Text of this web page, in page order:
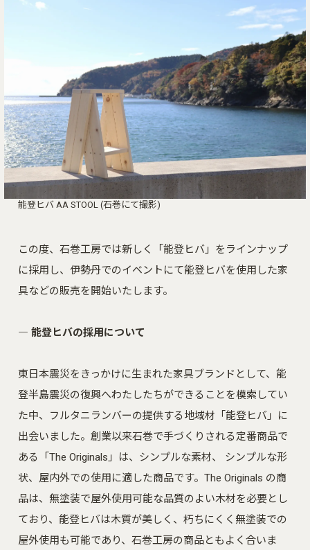
能登ヒバ AA STOOL (石巻にて撮影)
この度、石巻工房では新しく「能登ヒバ」をラインナップ
に採用し、伊勢丹でのイベントにて能登ヒバを使用した家
具などの販売を開始いたします。
― 能登ヒバの採用について
東日本震災をきっかけに生まれた家具ブランドとして、能
登半島震災の復興へわたしたちができることを模索してい
た中、
フルタニランバーの提供する地域材「能登ヒバ」に
出会いました。創業以来石巻で手づくりされる定番商品で
ある「The Originals」は、シンプルな素材、 シンプルな形
状、屋内外での使用に適した商品です。The Originals の商
品は、無塗装で屋外使用可能な品質のよい木材を必要とし
ており、能登ヒバは木質が美しく、朽ちにくく無塗装での
屋外使用も可能であり、石巻工房の商品ともよく合いま